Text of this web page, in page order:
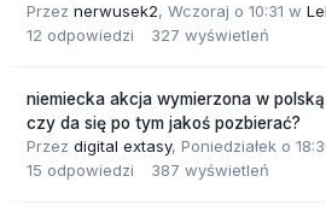
Przez nerwusek2, Wczoraj o 10:31 w
12 odpowiedzi 327 wyświetleń
niemiecka akcja wymierzona w
czy da się po tym jakoś pozbierać?
Przez digital extasy, Poniedziałek o
15 odpowiedzi 387 wyświetleń